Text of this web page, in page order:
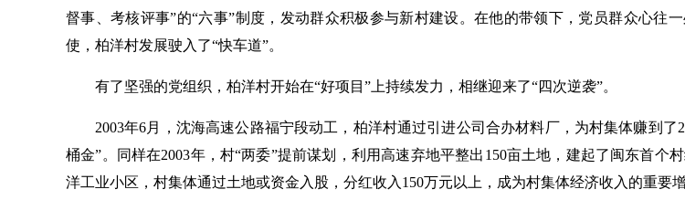
督事、考核评事”的“六事”制度，发动群众积极参与新村建设。在他的带领下，党员群众心往
使，柏洋村发展驶入了“快车道”。
有了坚强的党组织，柏洋村开始在“好项目”上持续发力，相继迎来了“四次逆袭”。
2003年6月，沈海高速公路福宁段动工，柏洋村通过引进公司合办材料厂，为村集体赚到了
桶金”。同样在2003年，村“两委”提前谋划，利用高速弃地平整出150亩土地，建起了闽东首
洋工业小区，村集体通过土地或资金入股，分红收入150万元以上，成为村集体经济收入的重要增